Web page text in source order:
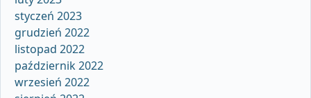
styczeń 2023
grudzień 2022
listopad 2022
październik 2022
wrzesień 2022